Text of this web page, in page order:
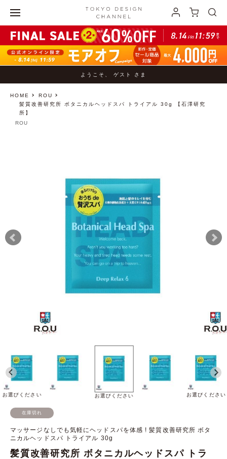
ようこそ、 ゲスト さま
HOME
ROU
髪質改善研究所 ボタニカルヘッドスパ トライアル 30g 【石澤研究
所】
お選びください お選びください お選びください
ROU
在庫切れ
マッサージなしでも気軽にヘッドスパを体感 ! 髪質改善研究所 ボタ
ニカルヘッドスパ トライアル 30g
髪質改善研究所 ボタニカルヘッドスパ トラ